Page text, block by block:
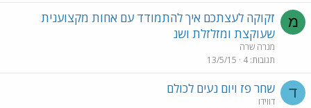
מ
זקוקה לעצתכם איך להתמודד עם אחות מקצוענית
שעוקצת ומזלזלת ושנ
מנרה שרה
תגובות 4
13/5/15
ד שחר פז ויום נעים לכולם
דווידו